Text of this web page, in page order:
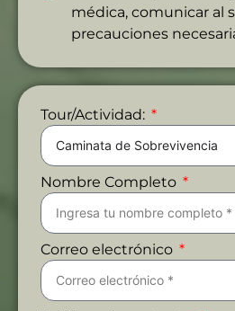
médica, comunicar al
precauciones
Tour/Actividad:
Nombre Completo
Correo electrónico